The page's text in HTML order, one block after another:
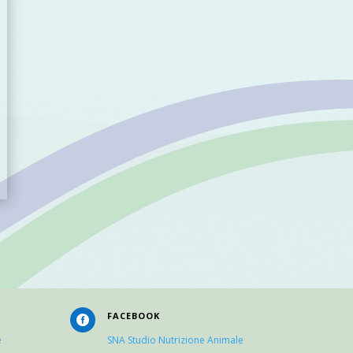
 FACEBOOK
SNA Studio Nutrizione Animale